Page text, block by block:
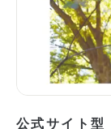
公式サイト型